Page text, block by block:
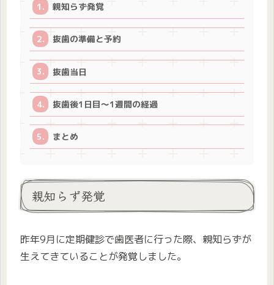
親知らず発覚
抜歯の準備と予約
抜歯当日
抜歯後1日目〜1週間の経過
まとめ
親知らず発覚
昨年9月に定期健診で歯医者に行った際、親知らずが
生えてきていることが発覚しました。